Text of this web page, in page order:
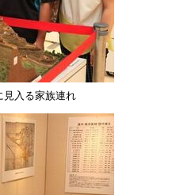
見入る家族連れ